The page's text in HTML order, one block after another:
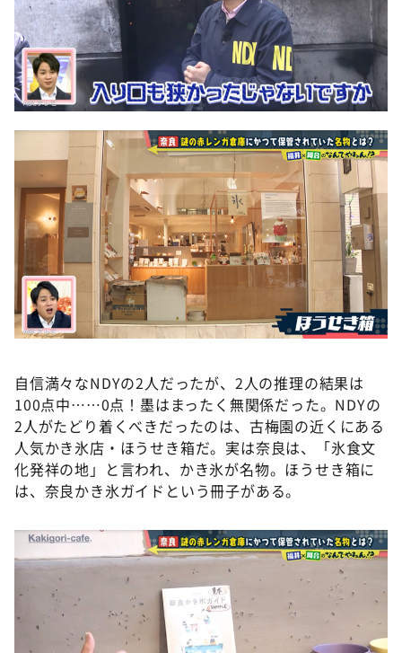
自信満々なNDYの2人だったが、2人の推理の結果は
100点中……0点！墨はまったく無関係だった。NDYの
2人がたどり着くべきだったのは、古梅園の近くにある
人気かき氷店・ほうせき箱だ。実は奈良は、「氷食文
化発祥の地」と言われ、かき氷が名物。ほうせき箱に
は、奈良かき氷ガイドという冊子がある。